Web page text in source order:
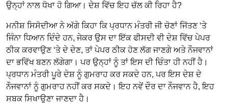
ਉਨ੍ਹਾਂ ਨਾਲ ਧੋਖਾ ਹੋ ਗਿਆ। ਦੇਸ਼ ਵਿੱਚ ਇਹ ਚੱਲ ਕੀ ਰਿਹਾ ਹੈ?
ਮਨੀਸ਼ ਸਿਸੋਦੀਆ ਨੇ ਅੱਗੇ ਕਿਹਾ ਕਿ ਪ੍ਰਧਾਨ ਮੰਤਰੀ ਜੀ ਚੋਣਾਂ ਜਿੱਤਣ ‘ਤੇ
ਜਿੰਨਾ ਧਿਆਨ ਦਿੰਦੇ ਹਨ, ਜੇਕਰ ਉਸ ਦਾ ਇੱਕ ਫੀਸਦੀ ਵੀ ਦੇਸ਼ ਵਿੱਚ ਪੇਪਰ
ਠੀਕ ਕਰਵਾਉਣ ‘ਤੇ ਦੇ ਦੇਣ, ਤਾਂ ਪੇਪਰ ਠੀਕ ਹੋਣ ਲੱਗ ਜਾਣਗੇ ਅਤੇ ਨੌਜਵਾਨਾਂ
ਦਾ ਭਵਿੱਖ ਬਣਨ ਲੱਗੇਗਾ। ਪਰ ਉਨ੍ਹਾਂ ਨੂੰ ਤਾਂ ਇਸ ਦੀ ਚਿੰਤਾ ਹੀ ਨਹੀਂ ਹੈ।
ਪ੍ਰਧਾਨ ਮੰਤਰੀ ਪੂਰੇ ਦੇਸ਼ ਨੂੰ ਗੁਮਰਾਹ ਕਰ ਸਕਦੇ ਹਨ, ਪਰ ਇਸ ਦੇਸ਼ ਦੇ
ਨੌਜਵਾਨਾਂ ਨੂੰ ਗੁਮਰਾਹ ਨਹੀਂ ਕਰ ਸਕਦੇ। ਇਹ ਨਵੇਂ ਦੌਰ ਦਾ ਨੌਜਵਾਨ ਹੈ, ਇਹ
ਸਬਕ ਸਿਖਾਉਣਾ ਜਾਣਦਾ ਹੈ।